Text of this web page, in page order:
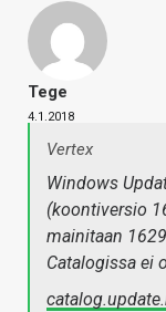
Tege
4.1.2018
Vertex
Windows
(koontiversio
mainitaan
Catalogissa ei